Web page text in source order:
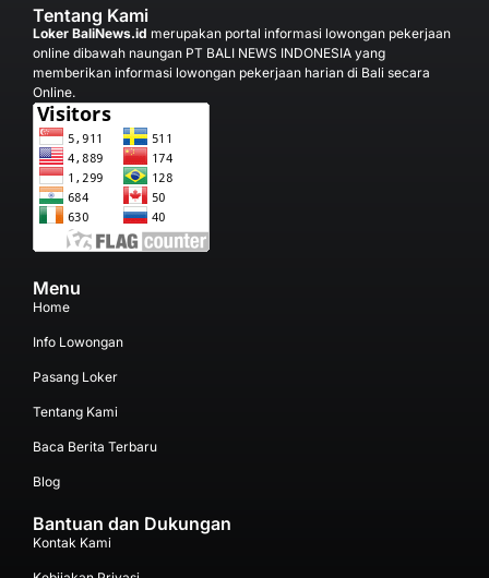
Tentang Kami
Loker BaliNews.id merupakan portal informasi lowongan pekerjaan
online dibawah naungan PT BALI NEWS INDONESIA yang
memberikan informasi lowongan pekerjaan harian di Bali secara
Online.
Menu
Home
Info Lowongan
Pasang Loker
Tentang Kami
Baca Berita Terbaru
Blog
Bantuan dan Dukungan
Kontak Kami